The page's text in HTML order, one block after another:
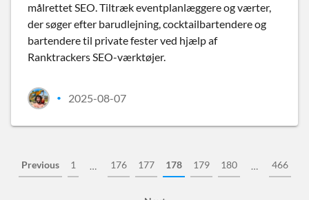
målrettet SEO. Tiltræk eventplanlæggere og værter,
der søger efter barudlejning, cocktailbartendere og
bartendere til private fester ved hjælp af
Ranktrackers SEO-værktøjer.
• 2025-08-07
Previous 1 … 176 177 178 179 180 … 466